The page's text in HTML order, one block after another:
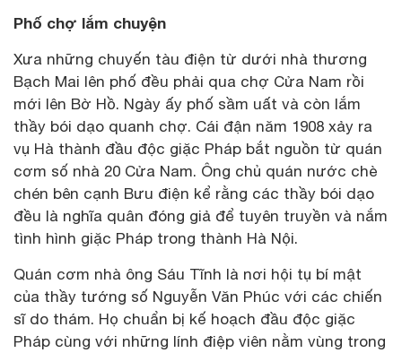
Phố chợ lắm chuyện
Xưa những chuyến tàu điện từ dưới nhà thương
Bạch Mai lên phố đều phải qua chợ Cửa Nam rồi
mới lên Bờ Hồ. Ngày ấy phố sầm uất và còn lắm
thầy bói dạo quanh chợ. Cái đận năm 1908 xảy ra
vụ Hà thành đầu độc giặc Pháp bắt nguồn từ quán
cơm số nhà 20 Cửa Nam. Ông chủ quán nước chè
chén bên cạnh Bưu điện kể rằng các thầy bói dạo
đều là nghĩa quân đóng giả để tuyên truyền và nắm
tình hình giặc Pháp trong thành Hà Nội.
Quán cơm nhà ông Sáu Tĩnh là nơi hội tụ bí mật
của thầy tướng số Nguyễn Văn Phúc với các chiến
sĩ do thám. Họ chuẩn bị kế hoạch đầu độc giặc
Pháp cùng với những lính điệp viên nằm vùng trong